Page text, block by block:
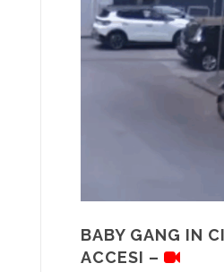
BABY GANG IN
ACCESI –